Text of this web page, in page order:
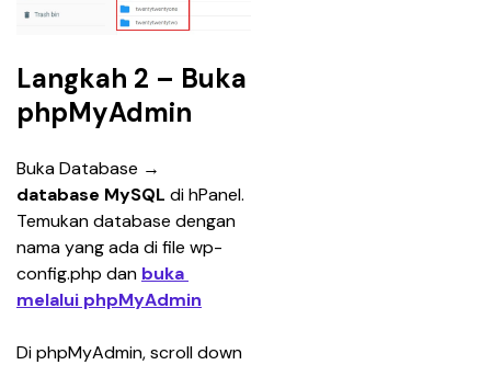
Langkah 2 – Buka
phpMyAdmin
Buka Database →
database MySQL di hPanel.
Temukan database dengan
nama yang ada di file wp-
config.php dan buka
melalui phpMyAdmin
Di phpMyAdmin, scroll down